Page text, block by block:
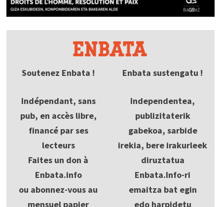
Soutenez Enbata !
Indépendant, sans
pub, en accès libre,
financé par ses
lecteurs
Faites un don à
Enbata.info
ou abonnez-vous au
mensuel papier
Enbata sustengatu !
Independentea,
publizitaterik
gabekoa, sarbide
irekia, bere irakurleek
diruztatua
Enbata.Info-ri
emaitza bat egin
edo harpidetu